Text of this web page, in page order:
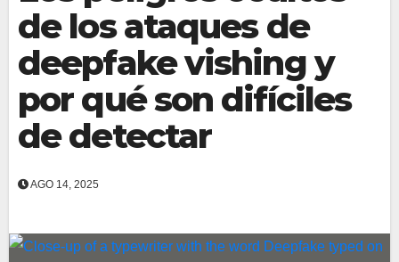
de los ataques de
deepfake vishing y
por qué son difíciles
de detectar
AGO 14, 2025